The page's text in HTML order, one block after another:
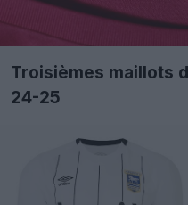
Troisièmes maillots
24-25